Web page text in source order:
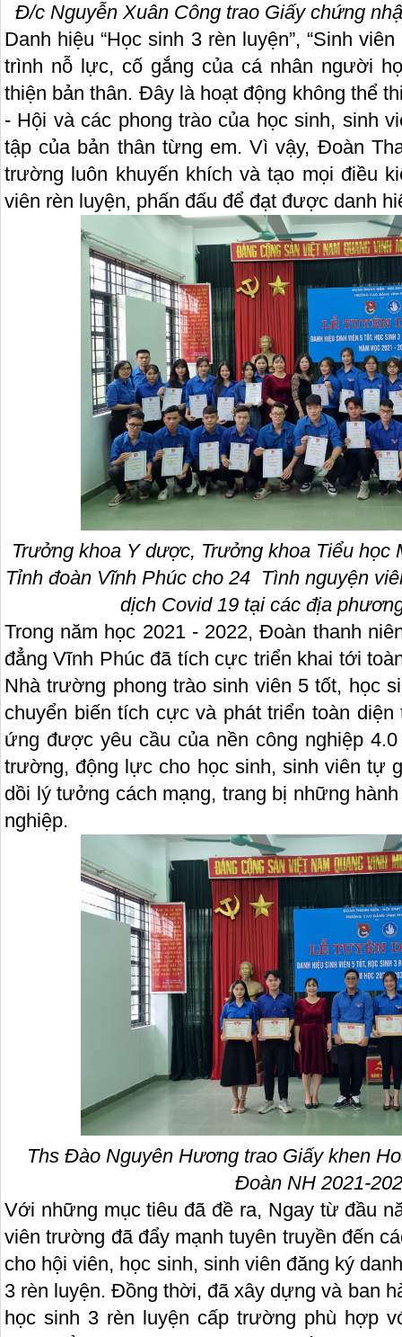
Đ/c Nguyễn Xuân Công trao Giấy chứng
Danh hiệu “Học sinh 3 rèn luyện”, “Sinh
trình nỗ lực, cố gắng của cá nhân người
thiện bản thân. Đây là hoạt động không thể
- Hội và các phong trào của học sinh, sinh
tập của bản thân từng em. Vì vậy, Đoàn
trường luôn khuyến khích và tạo mọi điều
viên rèn luyện, phấn đấu để đạt được danh
Trưởng khoa Y dược, Trưởng khoa Tiểu học
Tỉnh đoàn Vĩnh Phúc cho 24 Tình nguyện
dịch Covid 19 tại các địa
Trong năm học 2021 - 2022, Đoàn thanh
đẳng Vĩnh Phúc đã tích cực triển khai tới
Nhà trường phong trào sinh viên 5 tốt, học
chuyển biến tích cực và phát triển toàn
ứng được yêu cầu của nền công nghiệp
trường, động lực cho học sinh, sinh viên tự
dồi lý tưởng cách mạng, trang bị những
nghiệp.
Ths Đào Nguyên Hương trao Giấy khen
Đoàn NH 2021-
Với những mục tiêu đã đề ra, Ngay từ đầu
viên trường đã đẩy mạnh tuyên truyền đến
cho hội viên, học sinh, sinh viên đăng ký
3 rèn luyện. Đồng thời, đã xây dựng và ban
học sinh 3 rèn luyện cấp trường phù hợp